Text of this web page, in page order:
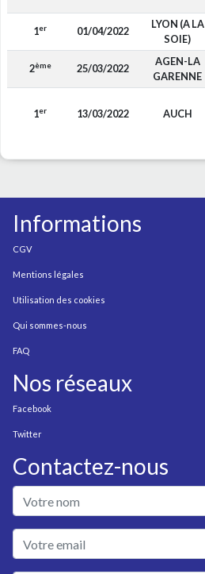
1er 01/04/2022
LYON (A LA
SOIE)
2ème 25/03/2022
AGEN-LA
GARENNE
1er 13/03/2022 AUCH
Informations
CGV
Mentions légales
Utilisation des cookies
Qui sommes-nous
FAQ
Nos réseaux
Facebook
Twitter
Contactez-nous